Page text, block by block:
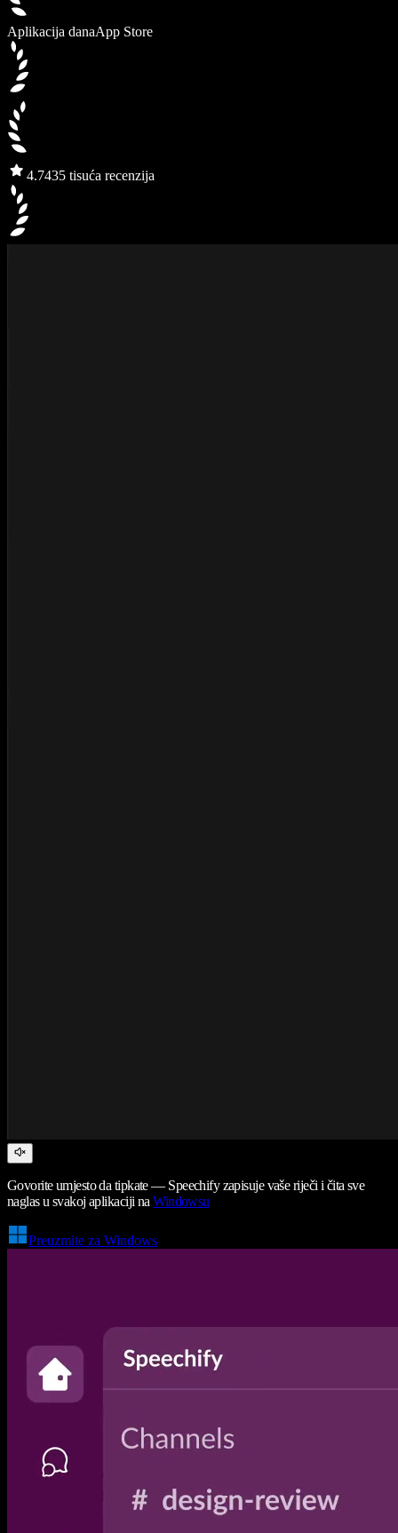
Aplikacija danaApp Store
4.7435 tisuća recenzija
Govorite umjesto da tipkate — Speechify zapisuje vaše riječi i čita sve
naglas u svakoj aplikaciji naWindowsu
Preuzmite za Windows